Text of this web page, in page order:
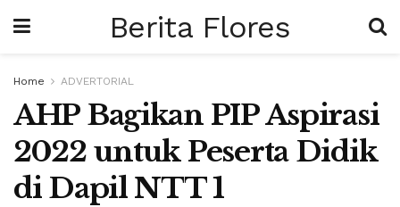
Berita Flores
Home ADVERTORIAL
AHP Bagikan PIP Aspirasi
2022 untuk Peserta Didik
di Dapil NTT 1